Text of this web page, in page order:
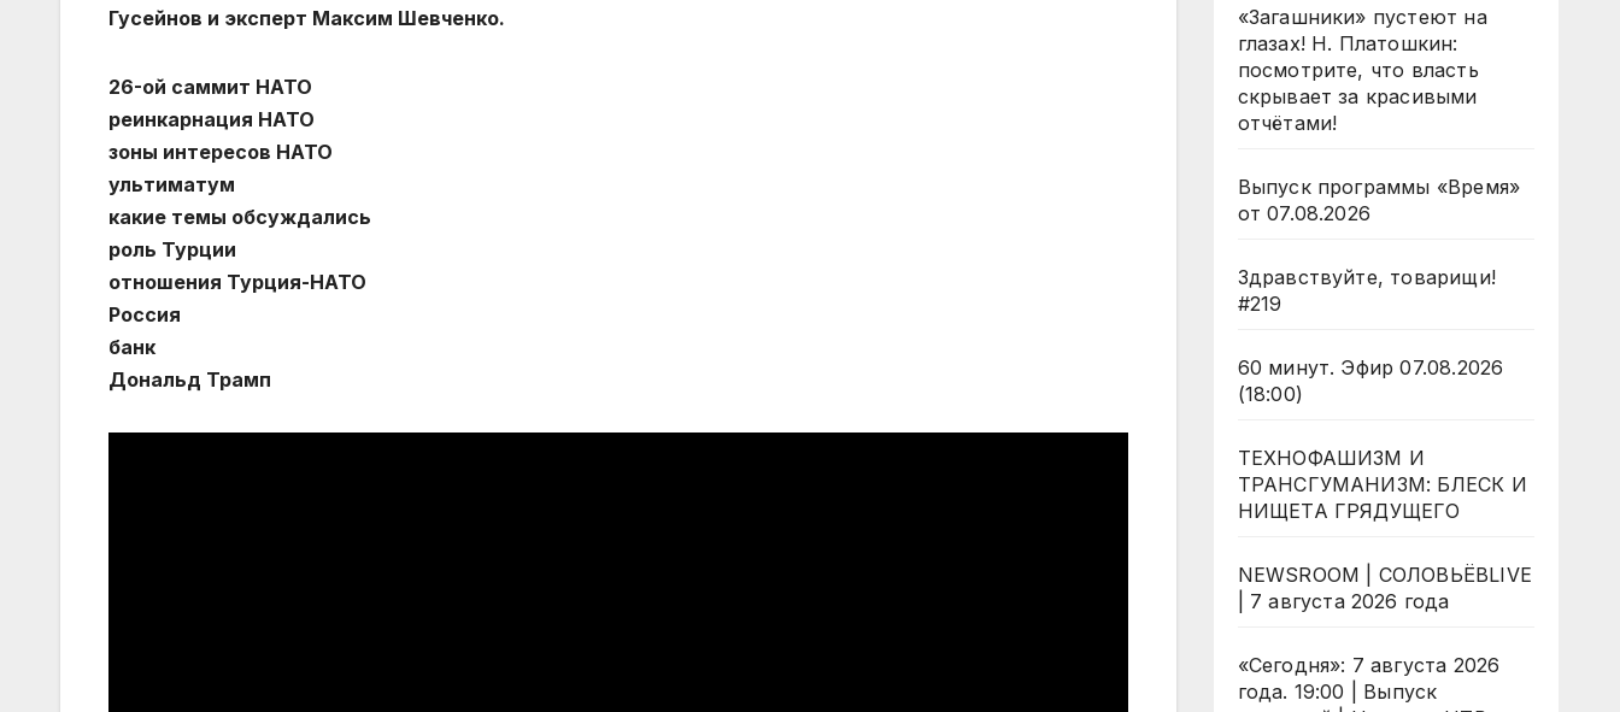
Гусейнов и эксперт Максим Шевченко.
26-ой саммит НАТО
реинкарнация НАТО
зоны интересов НАТО
ультиматум
какие темы обсуждались
роль Турции
отношения Турция-НАТО
Россия
банк
Дональд Трамп
«Загашники» пустеют на
глазах! Н. Платошкин:
посмотрите, что власть
скрывает за красивыми
отчётами!
Выпуск программы «Время»
от 07.08.2026
Здравствуйте, товарищи!
#219
60 минут. Эфир 07.08.2026
(18:00)
ТЕХНОФАШИЗМ И
ТРАНСГУМАНИЗМ: БЛЕСК И
НИЩЕТА ГРЯДУЩЕГО
NEWSROOM | СОЛОВЬЁВLIVE
| 7 августа 2026 года
«Сегодня»: 7 августа 2026
года. 19:00 | Выпуск